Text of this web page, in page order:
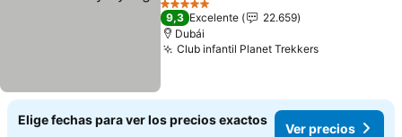
5 Estrellas
9,3 Excelente
22.659
Dubái
Club infantil Planet Trekkers
Elige fechas para ver los precios exactos
Ver precios